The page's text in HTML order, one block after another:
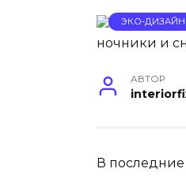
ЭКО-
АВТОР
В